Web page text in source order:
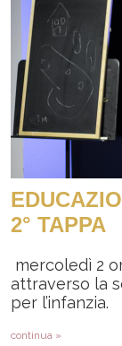
2° TAPPA
mercoledì 2
attraverso la
per l’infanzia.
continua »